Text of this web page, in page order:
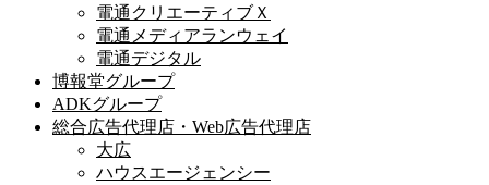
電通クリエーティブＸ
電通メディアランウェイ
電通デジタル
博報堂グループ
ADKグループ
総合広告代理店・Web広告代理店
大広
ハウスエージェンシー